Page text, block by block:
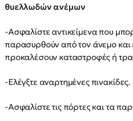
θυελλωδών ανέμων
-Ασφαλίστε αντικείμενα που
παρασυρθούν από τον άνεμο και
προκαλέσουν καταστροφές ή
-Ελέγξτε αναρτημένες πινακίδες.
-Ασφαλίστε τις πόρτες και τα